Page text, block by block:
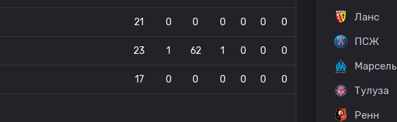
21 0 0 0 0 0 0
23 1 62 1 0 0 0
17 0 0 0 0 0 0
Ланс
ПСЖ
Марсель
Тулуза
Ренн